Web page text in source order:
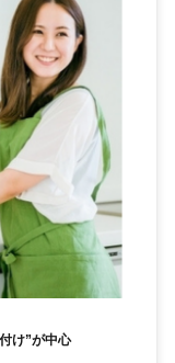
け”が中心